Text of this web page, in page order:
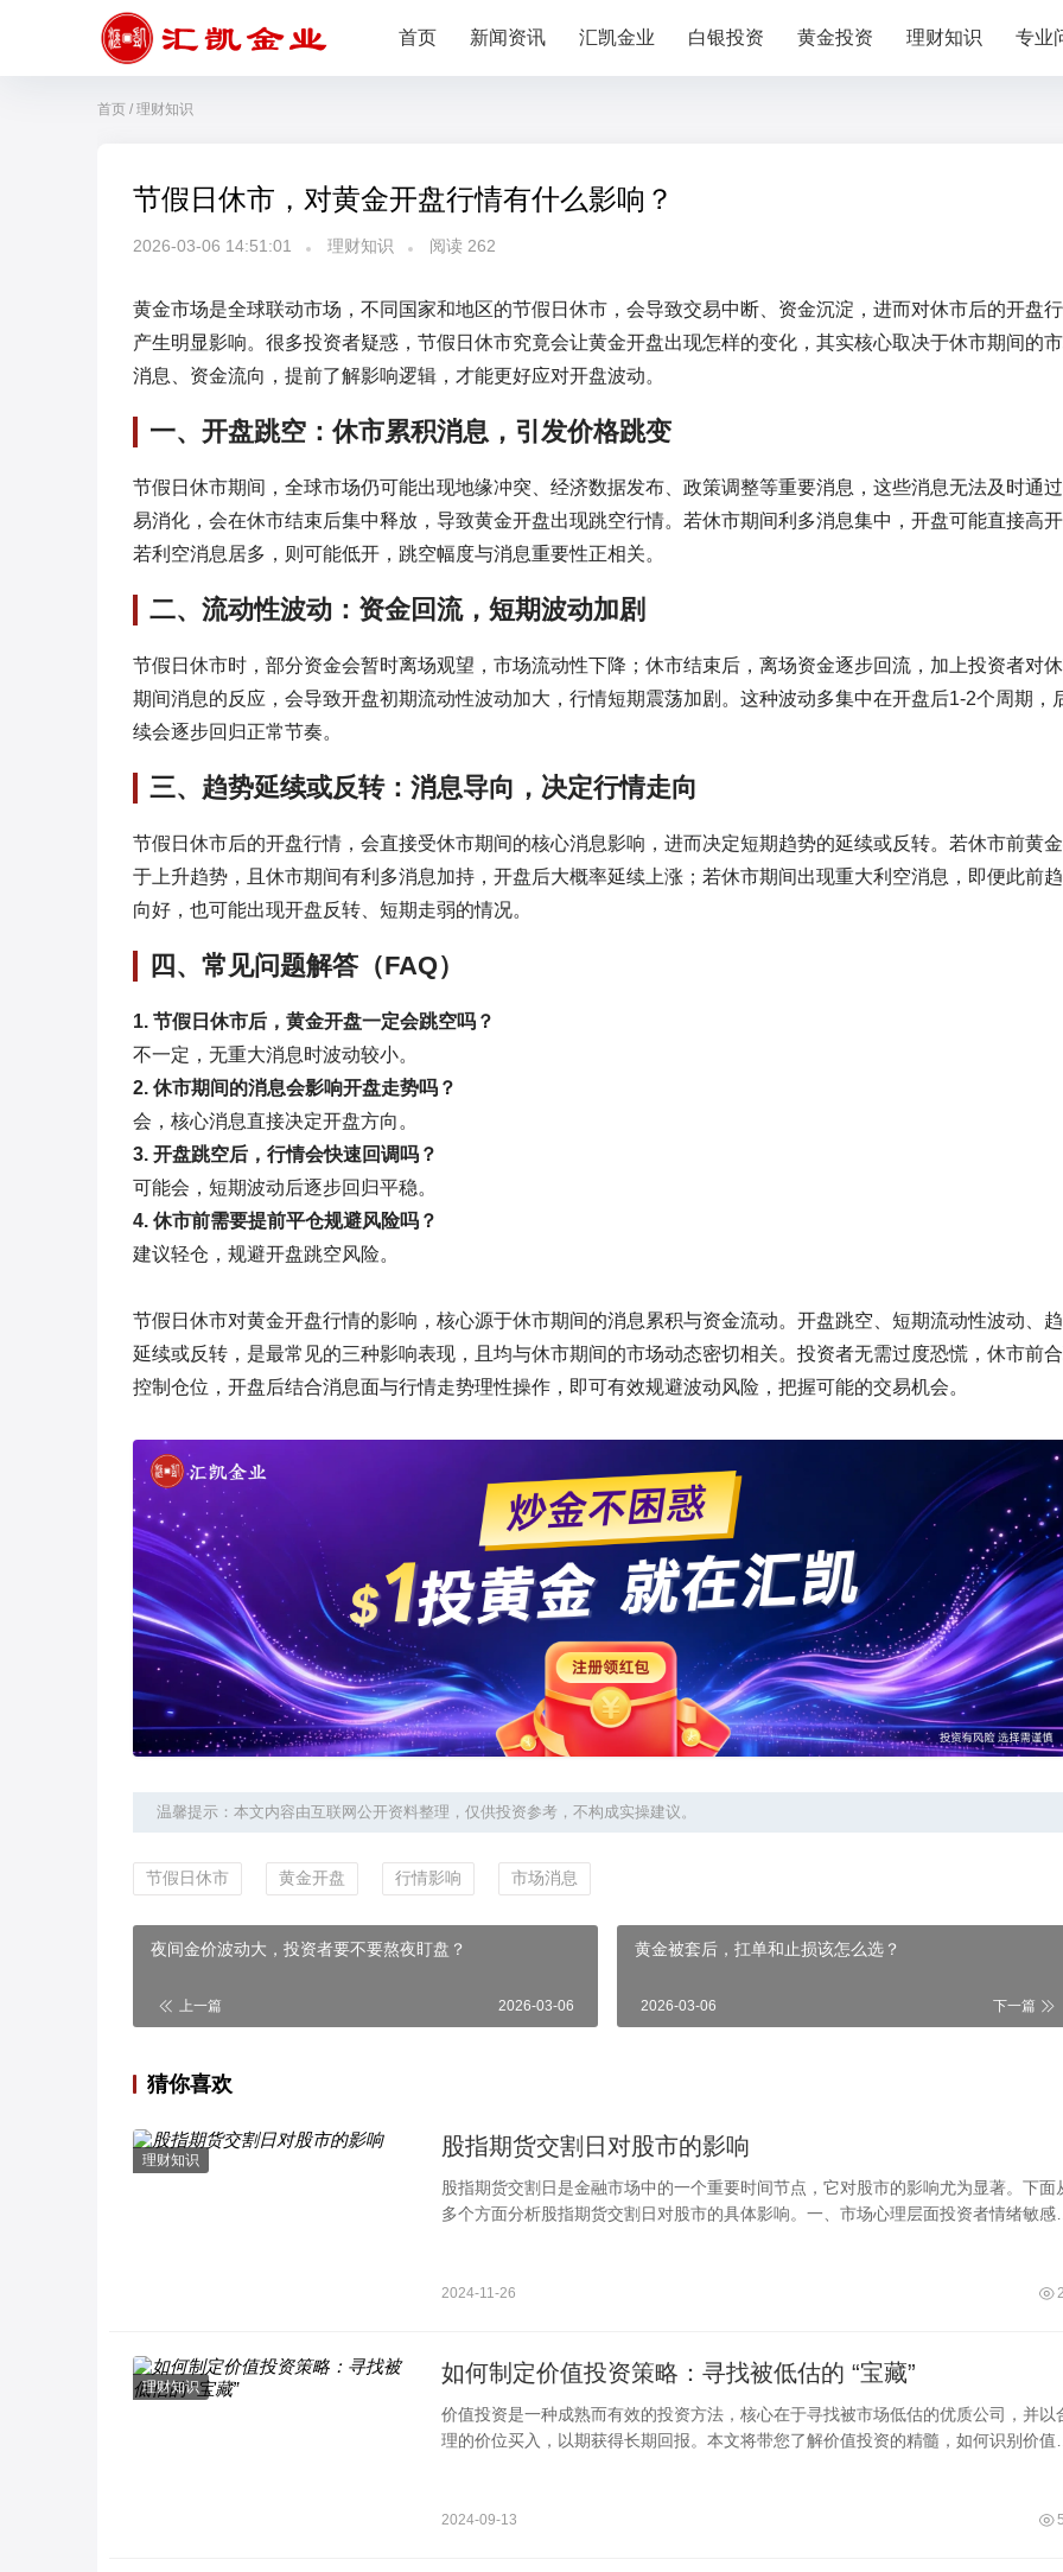
首页 新闻资讯 汇凯金业 白银投资 黄金投资 理财知识 专业
首页 / 理财知识
节假日休市，对黄金开盘行情有什么影响？
2026-03-06 14:51:01 理财知识 阅读 262
黄金市场是全球联动市场，不同国家和地区的节假日休市，会导致交易中断、资金沉淀，进而对休市后的开盘
产生明显影响。很多投资者疑惑，节假日休市究竟会让黄金开盘出现怎样的变化，其实核心取决于休市期间的
消息、资金流向，提前了解影响逻辑，才能更好应对开盘波动。
一、开盘跳空：休市累积消息，引发价格跳变
节假日休市期间，全球市场仍可能出现地缘冲突、经济数据发布、政策调整等重要消息，这些消息无法及时通
易消化，会在休市结束后集中释放，导致黄金开盘出现跳空行情。若休市期间利多消息集中，开盘可能直接高开
若利空消息居多，则可能低开，跳空幅度与消息重要性正相关。
二、流动性波动：资金回流，短期波动加剧
节假日休市时，部分资金会暂时离场观望，市场流动性下降；休市结束后，离场资金逐步回流，加上投资者对
期间消息的反应，会导致开盘初期流动性波动加大，行情短期震荡加剧。这种波动多集中在开盘后1-2个周期，
续会逐步回归正常节奏。
三、趋势延续或反转：消息导向，决定行情走向
节假日休市后的开盘行情，会直接受休市期间的核心消息影响，进而决定短期趋势的延续或反转。若休市前黄
于上升趋势，且休市期间有利多消息加持，开盘后大概率延续上涨；若休市期间出现重大利空消息，即便此前
向好，也可能出现开盘反转、短期走弱的情况。
四、常见问题解答（FAQ）
1. 节假日休市后，黄金开盘一定会跳空吗？
不一定，无重大消息时波动较小。
2. 休市期间的消息会影响开盘走势吗？
会，核心消息直接决定开盘方向。
3. 开盘跳空后，行情会快速回调吗？
可能会，短期波动后逐步回归平稳。
4. 休市前需要提前平仓规避风险吗？
建议轻仓，规避开盘跳空风险。
节假日休市对黄金开盘行情的影响，核心源于休市期间的消息累积与资金流动。开盘跳空、短期流动性波动、
延续或反转，是最常见的三种影响表现，且均与休市期间的市场动态密切相关。投资者无需过度恐慌，休市前
控制仓位，开盘后结合消息面与行情走势理性操作，即可有效规避波动风险，把握可能的交易机会。
温馨提示：本文内容由互联网公开资料整理，仅供投资参考，不构成实操建议。
节假日休市 黄金开盘 行情影响 市场消息
夜间金价波动大，投资者要不要熬夜盯盘？
上一篇 2026-03-06
黄金被套后，扛单和止损该怎么选？
2026-03-06 下一篇
猜你喜欢
理财知识
股指期货交割日对股市的影响
股指期货交割日是金融市场中的一个重要时间节点，它对股市的影响尤为显著。下面
多个方面分析股指期货交割日对股市的具体影响。一、市场心理层面投资者情绪敏感：
2024-11-26
理财知识
如何制定价值投资策略：寻找被低估的 “宝藏”
价值投资是一种成熟而有效的投资方法，核心在于寻找被市场低估的优质公司，并以
理的价位买入，以期获得长期回报。本文将带您了解价值投资的精髓，如何识别价值
2024-09-13